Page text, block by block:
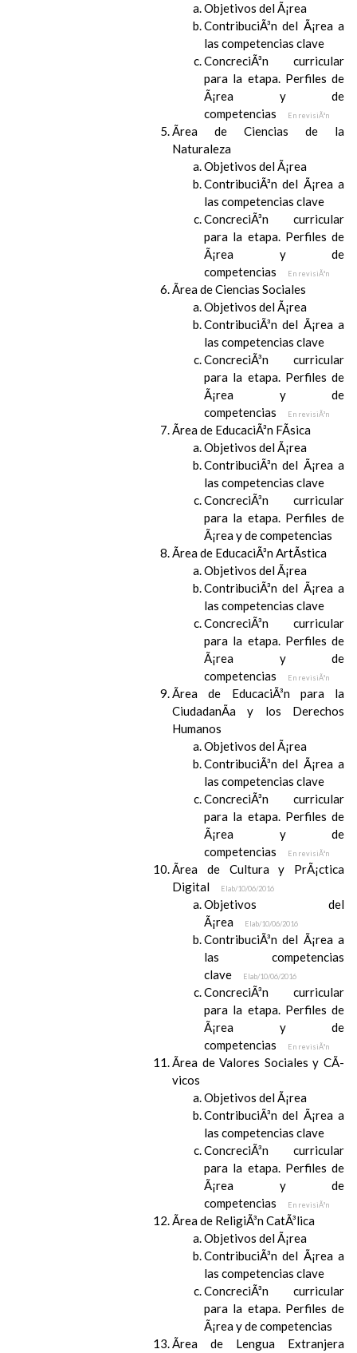
Objetivos del Ã¡rea
ContribuciÃ³n del Ã¡rea a
las competencias clave
ConcreciÃ³n curricular
para la etapa. Perfiles de
Ã¡rea y de
competencias
En revisiÃ³n
Ãrea de Ciencias de la
Naturaleza
Objetivos del Ã¡rea
ContribuciÃ³n del Ã¡rea a
las competencias clave
ConcreciÃ³n curricular
para la etapa. Perfiles de
Ã¡rea y de
competencias
En revisiÃ³n
Ãrea de Ciencias Sociales
Objetivos del Ã¡rea
ContribuciÃ³n del Ã¡rea a
las competencias clave
ConcreciÃ³n curricular
para la etapa. Perfiles de
Ã¡rea y de
competencias
En revisiÃ³n
Ãrea de EducaciÃ³n FÃ­sica
Objetivos del Ã¡rea
ContribuciÃ³n del Ã¡rea a
las competencias clave
ConcreciÃ³n curricular
para la etapa. Perfiles de
Ã¡rea y de competencias
Ãrea de EducaciÃ³n ArtÃ­stica
Objetivos del Ã¡rea
ContribuciÃ³n del Ã¡rea a
las competencias clave
ConcreciÃ³n curricular
para la etapa. Perfiles de
Ã¡rea y de
competencias
En revisiÃ³n
Ãrea de EducaciÃ³n para la
CiudadanÃ­a y los Derechos
Humanos
Objetivos del Ã¡rea
ContribuciÃ³n del Ã¡rea a
las competencias clave
ConcreciÃ³n curricular
para la etapa. Perfiles de
Ã¡rea y de
competencias
En revisiÃ³n
Ãrea de Cultura y PrÃ¡ctica
Digital
Elab/10/06/2016
Objetivos del
Ã¡rea
Elab/10/06/2016
ContribuciÃ³n del Ã¡rea a
las competencias
clave
Elab/10/06/2016
ConcreciÃ³n curricular
para la etapa. Perfiles de
Ã¡rea y de
competencias
En revisiÃ³n
Ãrea de Valores Sociales y CÃ­
vicos
Objetivos del Ã¡rea
ContribuciÃ³n del Ã¡rea a
las competencias clave
ConcreciÃ³n curricular
para la etapa. Perfiles de
Ã¡rea y de
competencias
En revisiÃ³n
Ãrea de ReligiÃ³n CatÃ³lica
Objetivos del Ã¡rea
ContribuciÃ³n del Ã¡rea a
las competencias clave
ConcreciÃ³n curricular
para la etapa. Perfiles de
Ã¡rea y de competencias
Ãrea de Lengua Extranjera